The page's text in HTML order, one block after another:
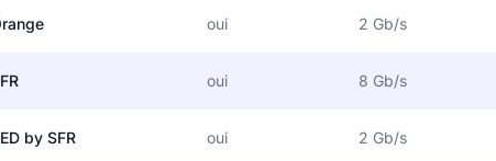
oui 2 Gb/s
oui 8 Gb/s
by SFR oui 2 Gb/s